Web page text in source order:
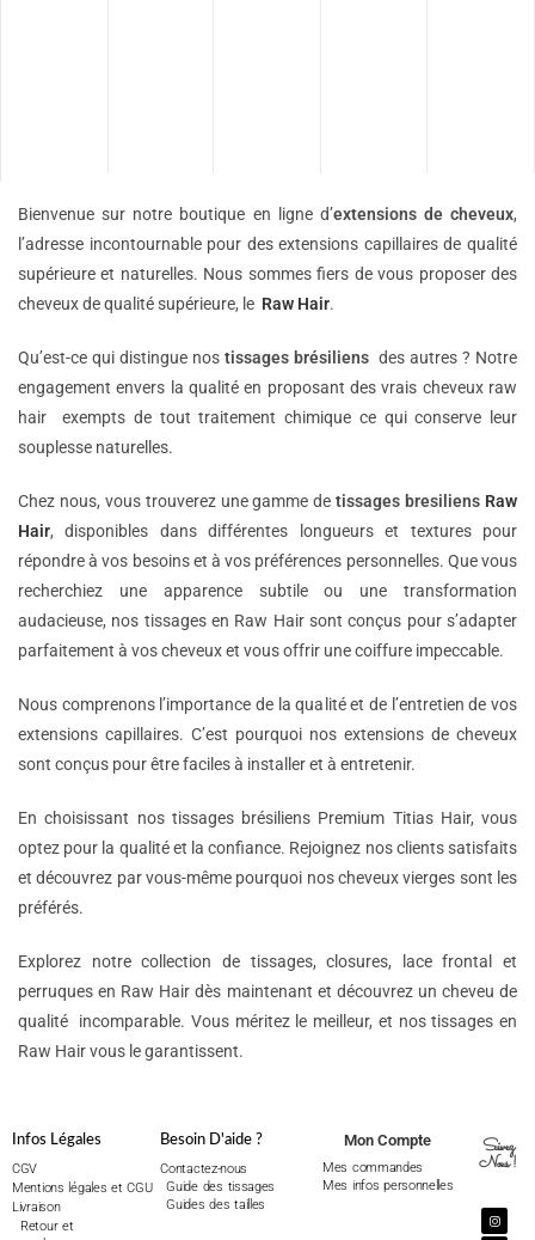
Bienvenue sur notre boutique en ligne d’extensions decheveux,
l’adresse incontournable pour des extensions capillaires de qualité
supérieure et naturelles. Nous sommes fiers de vous proposer des
cheveux de qualité supérieure, le Raw Hair.
Qu’est-ce qui distingue nos tissages brésiliens des autres ? Notre
engagement envers la qualité en proposant des vrais cheveux raw
hair exempts de tout traitement chimique ce qui conserve leur
souplesse naturelles.
Chez nous, vous trouverez une gamme detissages bresiliens Raw
Hair, disponibles dans différentes longueurs et textures pour
répondre à vos besoins et à vos préférences personnelles. Que vous
recherchiez une apparence subtile ou une transformation
audacieuse, nos tissages en Raw Hair sont conçus pour s’adapter
parfaitement à vos cheveux et vous offrir une coiffure impeccable.
Nous comprenons l’importance de la qualité et de l’entretien de vos
extensions capillaires. C’est pourquoi nos extensions de cheveux
sont conçus pour être faciles à installer et à entretenir.
En choisissant nos tissages brésiliens Premium Titias Hair, vous
optez pour la qualité et la confiance. Rejoignez nos clients satisfaits
et découvrez par vous-même pourquoi nos cheveux vierges sont les
préférés.
Explorez notre collection de tissages, closures, lace frontal et
perruques en Raw Hair dès maintenant et découvrez un cheveu de
qualité incomparable. Vous méritez le meilleur, et nos tissages en
Raw Hair vous le garantissent.
Infos Légales
CGV
Mentions légales et CGU
Livraison
Retour et
Besoin D'aide ?
Contactez-nous
Guide des tissages
Guides des tailles
Mon Compte
Mes commandes
Mes infos personnelles
Suivez
Nous !